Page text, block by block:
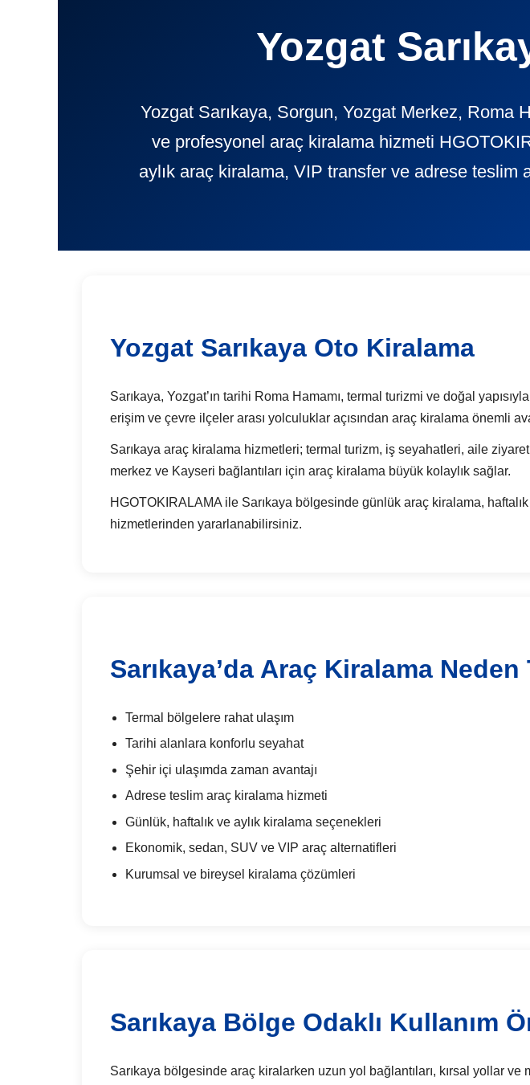
Yozgat
Yozgat Sarıkaya, Sorgun, Yozgat Merkez, Roma
ve profesyonel araç kiralama hizmeti
aylık araç kiralama, VIP transfer ve adrese teslim
Yozgat Sarıkaya Oto Kiralama
Sarıkaya, Yozgat’ın tarihi Roma Hamamı, termal turizmi ve doğal
erişim ve çevre ilçeler arası yolculuklar açısından araç kiralama önemli
Sarıkaya araç kiralama hizmetleri; termal turizm, iş seyahatleri, aile
merkez ve Kayseri bağlantıları için araç kiralama büyük kolaylık sağlar.
HGOTOKIRALAMA ile Sarıkaya bölgesinde günlük araç kiralama,
hizmetlerinden yararlanabilirsiniz.
Sarıkaya’da Araç Kiralama
Termal bölgelere rahat ulaşım
Tarihi alanlara konforlu seyahat
Şehir içi ulaşımda zaman avantajı
Adrese teslim araç kiralama hizmeti
Günlük, haftalık ve aylık kiralama seçenekleri
Ekonomik, sedan, SUV ve VIP araç alternatifleri
Kurumsal ve bireysel kiralama çözümleri
Sarıkaya Bölge Odaklı Kullanım
Sarıkaya bölgesinde araç kiralarken uzun yol bağlantıları, kırsal yollar